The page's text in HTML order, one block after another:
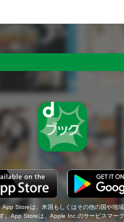
App Storeは、米国もしくはその他の国や地
。App Storeは、Apple Inc.のサービスマーク